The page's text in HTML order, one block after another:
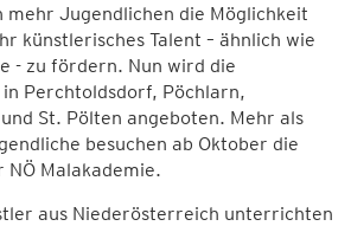
Jugendlichen die Möglichkeit
künstlerisches Talent – ähnlich wie
- zu fördern. Nun wird die
Perchtoldsdorf, Pöchlarn,
St. Pölten angeboten. Mehr als
besuchen ab Oktober die
Malakademie.
aus Niederösterreich unterrichten